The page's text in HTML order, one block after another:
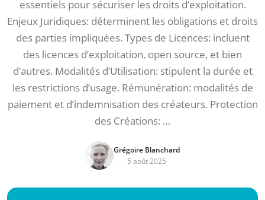
essentiels pour sécuriser les droits d’exploitation.
Enjeux Juridiques: déterminent les obligations et droits
des parties impliquées. Types de Licences: incluent
des licences d’exploitation, open source, et bien
d’autres. Modalités d’Utilisation: stipulent la durée et
les restrictions d’usage. Rémunération: modalités de
paiement et d’indemnisation des créateurs. Protection
des Créations: …
Grégoire Blanchard
5 août 2025